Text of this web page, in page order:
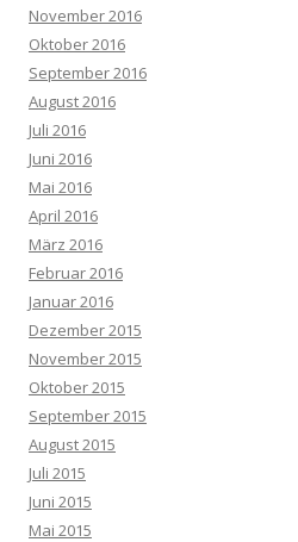
November 2016
Oktober 2016
September 2016
August 2016
Juli 2016
Juni 2016
Mai 2016
April 2016
März 2016
Februar 2016
Januar 2016
Dezember 2015
November 2015
Oktober 2015
September 2015
August 2015
Juli 2015
Juni 2015
Mai 2015